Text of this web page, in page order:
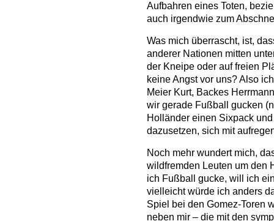
Aufbahren eines Toten,
auch irgendwie zum
Was mich überrascht, ist,
anderer Nationen mitten
der Kneipe oder auf freien
keine Angst vor uns? Also
Meier Kurt, Backes
wir gerade Fußball gucken
Holländer einen Sixpack
dazusetzen, sich mit
Noch mehr wundert mich,
wildfremden Leuten um den
ich Fußball gucke, will ich
vielleicht würde ich anders
Spiel bei den Gomez-Toren
neben mir – die mit den